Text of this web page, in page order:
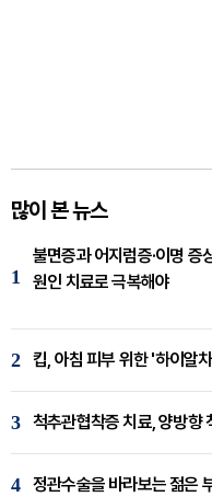
많이 본 뉴스
1
불면증과 어지럼증·이명 증
원인 치료로 극복해야
2 킵, 아침 피부 위한 '하이알
3
4 정관수술을 바라보는 젊은